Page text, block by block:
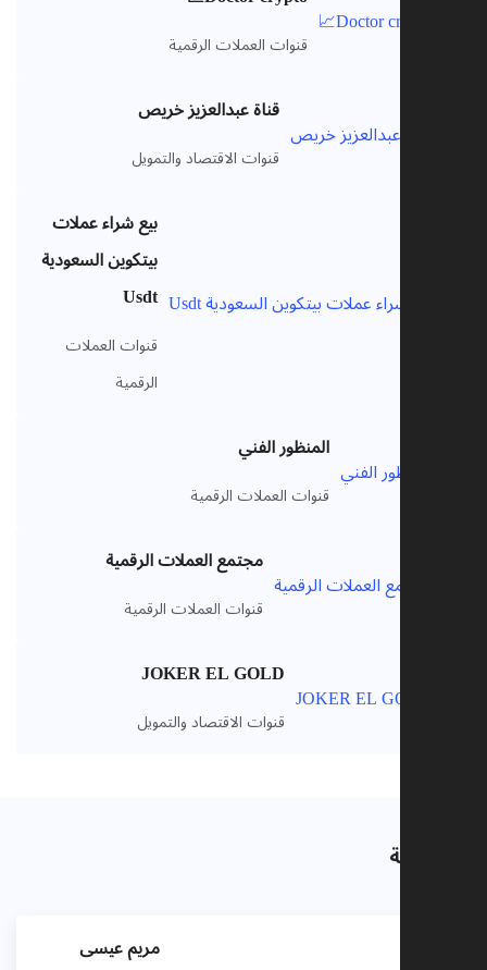
قنوات العملات الرقمية
قناة عبدالعزيز خريص
قنوات الاقتصاد والتمويل
بيع شراء عملات
بيتكوين السعودية
Usdt
قنوات العملات
الرقمية
المنظور الفني
قنوات العملات الرقمية
مجتمع العملات الرقمية
قنوات العملات الرقمية
JOKER EL GOLD
قنوات الاقتصاد والتمويل
ذات صلة
مريم عيسى